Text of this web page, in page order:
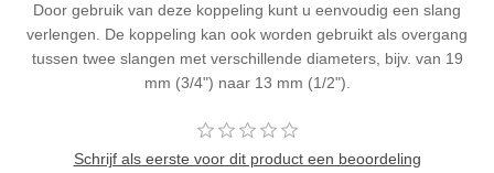
Door gebruik van deze koppeling kunt u eenvoudig een slang
verlengen. De koppeling kan ook worden gebruikt als overgang
tussen twee slangen met verschillende diameters, bijv. van 19
mm (3/4") naar 13 mm (1/2").
Schrijf als eerste voor dit product een beoordeling